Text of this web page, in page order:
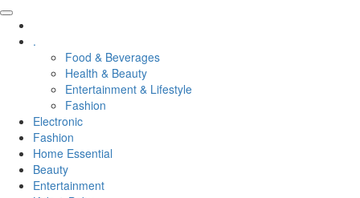
.
Food & Beverages
Health & Beauty
Entertainment & Lifestyle
Fashion
Electronic
Fashion
Home Essential
Beauty
Entertainment